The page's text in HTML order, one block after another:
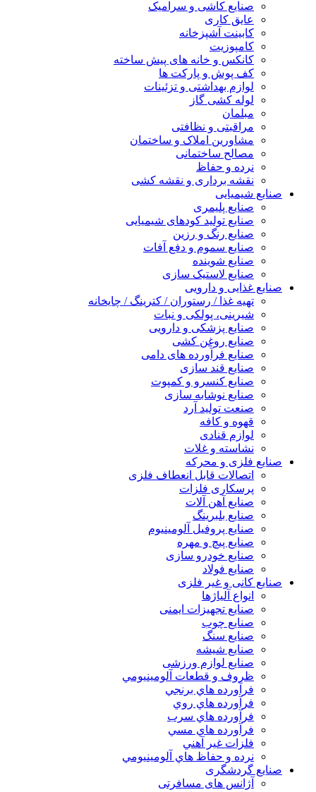
صنایع کاشی و سرامیک
عایق کاری
کابینت آشپزخانه
کامپوزیت
کانکس و خانه های پیش ساخته
کف پوش و پارکت ها
لوازم بهداشتی و تزئینات
لوله کشی گاز
مبلمان
مراقبتی و نظافتی
مشاورین املاک و ساختمان
مصالح ساختمانی
نرده و حفاظ
نقشه برداری و نقشه کشی
صنایع شیمیایی
صنایع پلیمری
صنایع تولید کودهای شیمیایی
صنایع رنگ و رزین
صنایع سموم و دفع آفات
صنایع شوینده
صنایع لاستیک سازی
صنایع غذایی و دارویی
تهیه غذا / رستوران / کترینگ / چایخانه
شیرینی، پولکی و نبات
صنایع پزشکی و دارویی
صنایع روغن کشی
صنایع فرآورده های دامی
صنایع قند سازی
صنایع کنسرو و کمپوت
صنایع نوشابه سازی
صنعت تولید آرد
قهوه و کافه
لوازم قنادی
نشاسته و غلات
صنایع فلزی و محرکه
اتصالات قابل انعطاف فلزی
پرسکاری فلزات
صنایع آهن آلات
صنایع بلبرینگ
صنایع پروفیل آلومینیوم
صنایع پیچ و مهره
صنایع خودرو سازی
صنایع فولاد
صنایع کانی و غیر فلزی
انواع آلياژها
صنایع تجهیزات ایمنی
صنایع چوب
صنایع سنگ
صنایع شیشه
صنایع لوازم ورزشی
ظروف و قطعات آلومينيومي
فرآورده هاي برنجي
فرآورده هاي روي
فرآورده هاي سرب
فرآورده هاي مسي
فلزات غير آهني
نرده و حفاظ هاي آلومينيومي
صنایع گردشگری
آژانس های مسافرتی